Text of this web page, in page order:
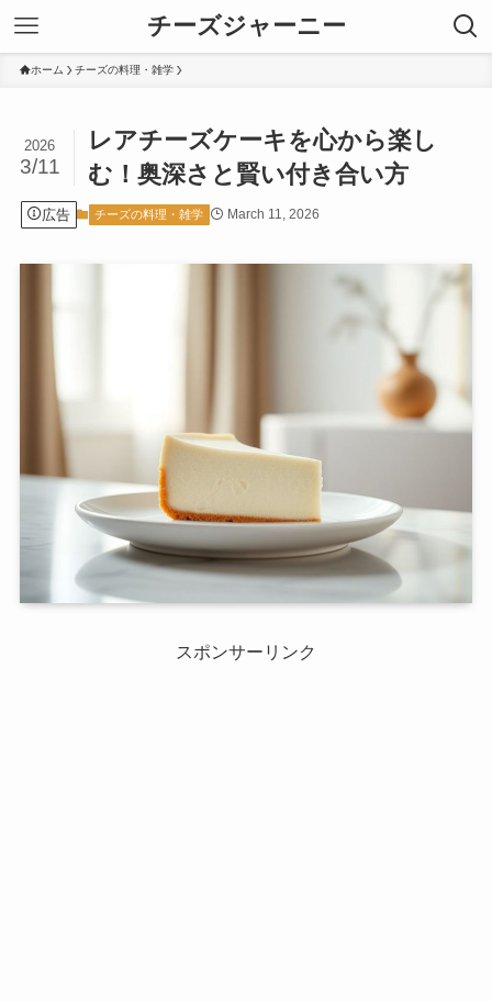
チーズジャーニー
ホーム チーズの料理・雑学
レアチーズケーキを心から楽し
む！奥深さと賢い付き合い方
2026
3/11
広告 チーズの料理・雑学 March 11, 2026
スポンサーリンク